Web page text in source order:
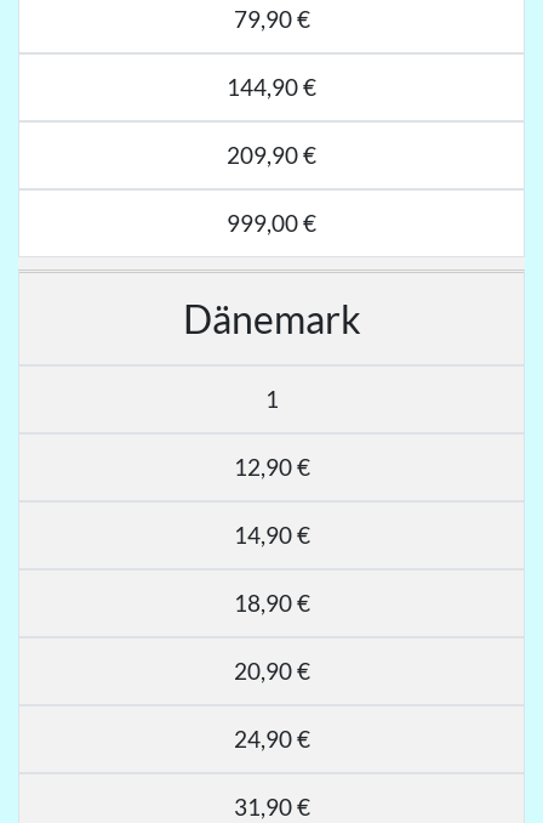
79,90 €
144,90 €
209,90 €
999,00 €
Dänemark
1
12,90 €
14,90 €
18,90 €
20,90 €
24,90 €
31,90 €